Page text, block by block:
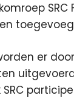
SRC
er